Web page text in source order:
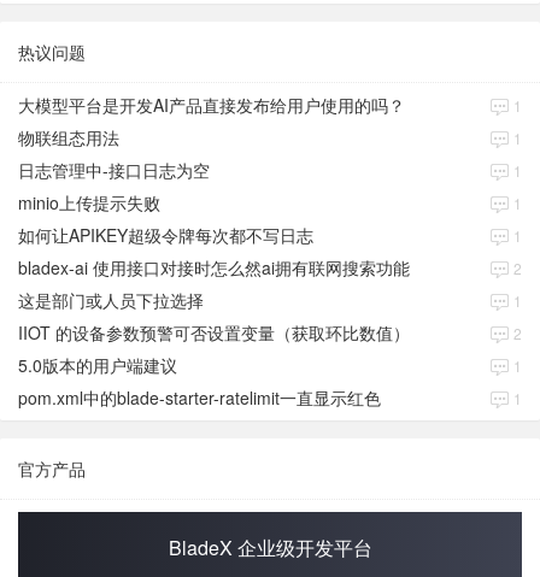
热议问题
大模型平台是开发AI产品直接发布给用户使用的吗？ 1
物联组态用法 1
日志管理中-接口日志为空 1
minio上传提示失败 1
如何让APIKEY超级令牌每次都不写日志 1
bladex-ai 使用接口对接时怎么然ai拥有联网搜索功能 2
这是部门或人员下拉选择 1
IIOT 的设备参数预警可否设置变量（获取环比数值） 2
5.0版本的用户端建议 1
pom.xml中的blade-starter-ratelimit一直显示红色 1
官方产品
BladeX 企业级开发平台